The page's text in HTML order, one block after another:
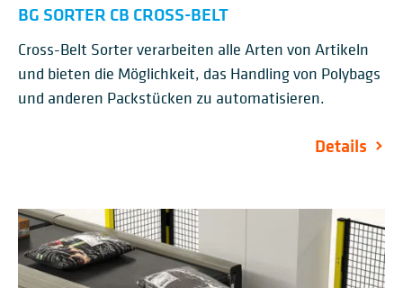
BG SORTER CB CROSS-BELT
Cross-Belt Sorter verarbeiten alle Arten von Artikeln
und bieten die Möglichkeit, das Handling von Polybags
und anderen Packstücken zu automatisieren.
Details